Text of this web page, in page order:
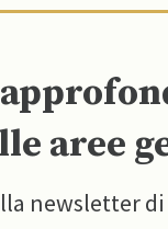
aree
newsletter